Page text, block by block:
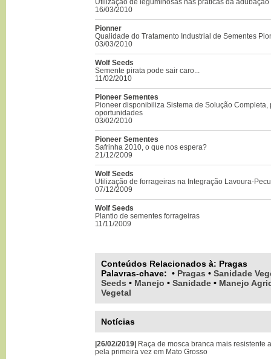
16/03/2010
Pionner
Qualidade do Tratamento Industrial de Sementes
03/03/2010
Wolf Seeds
Semente pirata pode sair caro...
11/02/2010
Pioneer Sementes
Pioneer disponibiliza Sistema de Solução
oportunidades
03/02/2010
Pioneer Sementes
Safrinha 2010, o que nos espera?
21/12/2009
Wolf Seeds
Utilização de forrageiras na Integração Lavoura-
07/12/2009
Wolf Seeds
Plantio de sementes forrageiras
11/11/2009
Conteúdos Relacionados à: Pragas
Palavras-chave: • Pragas • Sanidade
Seeds • Manejo • Sanidade • Manejo
Vegetal
Notícias
|26/02/2019| Raça de mosca branca mais resistente
pela primeira vez em Mato Grosso